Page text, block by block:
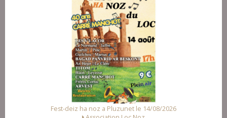
Fest-deiz ha noz a Pluzunet le 14/08/2026